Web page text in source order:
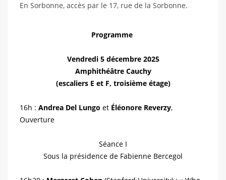
En Sorbonne, accès par le 17, rue de la Sorbonne.
Programme
Vendredi 5 décembre 2025
Amphithéâtre Cauchy
(escaliers E et F, troisième étage)
16h : Andrea Del Lungo et Éléonore Reverzy,
Ouverture
Séance I
Sous la présidence de Fabienne Bercegol